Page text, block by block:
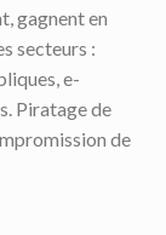
gagnent en
secteurs :
e-
Piratage de
de